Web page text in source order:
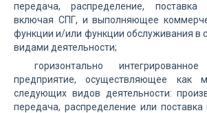
передача, распределение, поставка
включая СПГ, и выполняющее
функции и/или функции обслуживания в
видами деятельности;
горизонтально
предприятие, осуществляющее как
следующих видов деятельности:
передача, распределение или поставка